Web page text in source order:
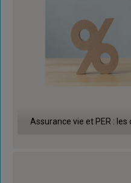
Assurance vie et PER :